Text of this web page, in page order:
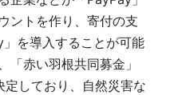
ントを作り、寄付の支
を導入することが可能
「赤い羽根共同募金」
しており、自然災害な